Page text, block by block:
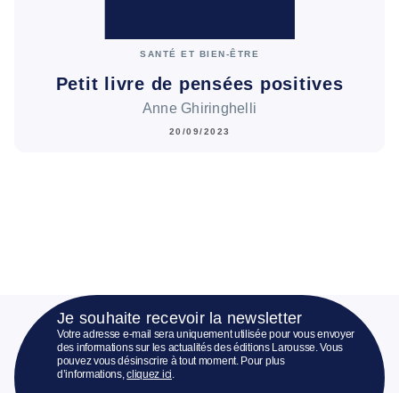
SANTÉ ET BIEN-ÊTRE
Petit livre de pensées positives
Anne Ghiringhelli
20/09/2023
Je souhaite recevoir la newsletter
Votre adresse e-mail sera uniquement utilisée pour vous envoyer
des informations sur les actualités des éditions Larousse. Vous
pouvez vous désinscrire à tout moment. Pour plus
d’informations,cliquez ici.